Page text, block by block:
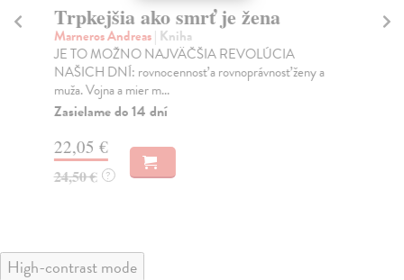
Trpkejšia ako smrť je žena
Marneros Andreas| Kniha
JE TO MOŽNO NAJVÄČŠIA REVOLÚCIA
NAŠICH DNÍ: rovnocennosť a rovnoprávnosť ženy a
muža. Vojna a mier m...
Zasielame do 14 dní
22,05 €
24,50 € ?
High-contrast mode